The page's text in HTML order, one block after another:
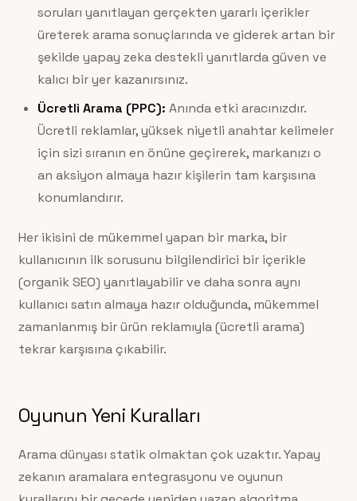
soruları yanıtlayan gerçekten yararlı içerikler
üreterek arama sonuçlarında ve giderek artan bir
şekilde yapay zeka destekli yanıtlarda güven ve
kalıcı bir yer kazanırsınız.
Ücretli Arama (PPC): Anında etki aracınızdır.
Ücretli reklamlar, yüksek niyetli anahtar kelimeler
için sizi sıranın en önüne geçirerek, markanızı o
an aksiyon almaya hazır kişilerin tam karşısına
konumlandırır.
Her ikisini de mükemmel yapan bir marka, bir
kullanıcının ilk sorusunu bilgilendirici bir içerikle
(organik SEO) yanıtlayabilir ve daha sonra aynı
kullanıcı satın almaya hazır olduğunda, mükemmel
zamanlanmış bir ürün reklamıyla (ücretli arama)
tekrar karşısına çıkabilir.
Oyunun Yeni Kuralları
Arama dünyası statik olmaktan çok uzaktır. Yapay
zekanın aramalara entegrasyonu ve oyunun